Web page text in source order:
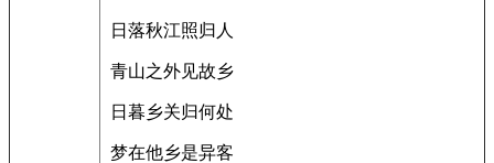
日落秋江照归人
青山之外见故乡
日暮乡关归何处
梦在他乡是异客